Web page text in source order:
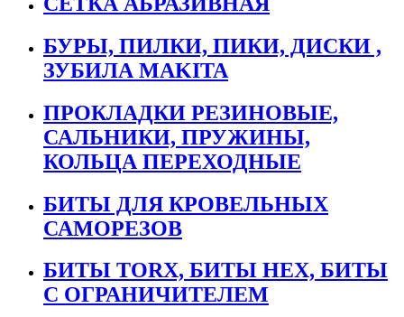
БУРЫ, ПИЛКИ, ПИКИ, ДИСКИ ,
ЗУБИЛА MAKITA
ПРОКЛАДКИ РЕЗИНОВЫЕ,
САЛЬНИКИ, ПРУЖИНЫ,
КОЛЬЦА ПЕРЕХОДНЫЕ
БИТЫ ДЛЯ КРОВЕЛЬНЫХ
САМОРЕЗОВ
БИТЫ TORX, БИТЫ НЕХ, БИТЫ
С ОГРАНИЧИТЕЛЕМ